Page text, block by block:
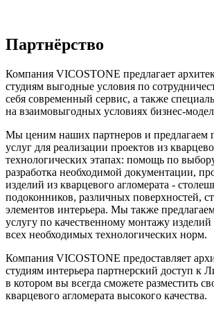
Партнёрство
Компания VICOSTONE предлагает
студиям выгодные условия по
себя современный сервис, а также
на взаимовыгодных условиях бизнес-
Мы ценим наших партнеров и предлагаем
услуг для реализации проектов из
технологических этапах: помощь по
разработка необходимой документации,
изделий из кварцевого агломерата -
подоконников, различных поверхностей,
элементов интерьера. Мы также
услугу по качественному монтажу
всех необходимых технологических норм.
Компания VICOSTONE предоставляет
студиям интерьера партнерский доступ к
в котором вы всегда сможете разместить
кварцевого агломерата высокого качества.